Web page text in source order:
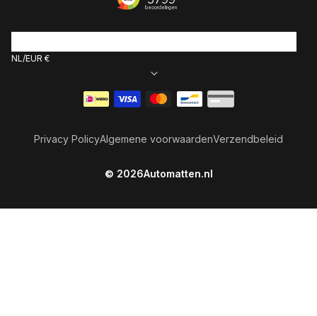
NL EUR €
© 2026Automatten.nl
Privacy PolicyAlgemene voorwaardenVerzendbeleid
Betaalmethoden